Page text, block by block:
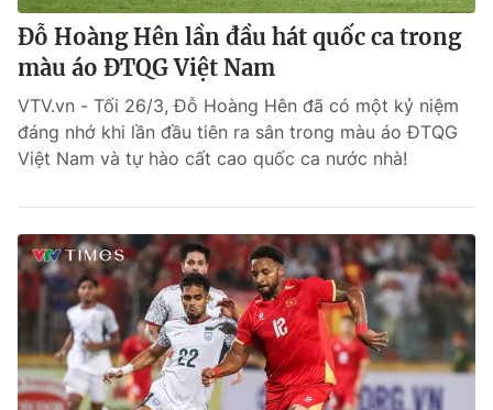
Đỗ Hoàng Hên lần đầu hát quốc ca trong
màu áo ĐTQG Việt Nam
VTV.vn - Tối 26/3, Đỗ Hoàng Hên đã có một kỷ niệm
đáng nhớ khi lần đầu tiên ra sân trong màu áo ĐTQG
Việt Nam và tự hào cất cao quốc ca nước nhà!